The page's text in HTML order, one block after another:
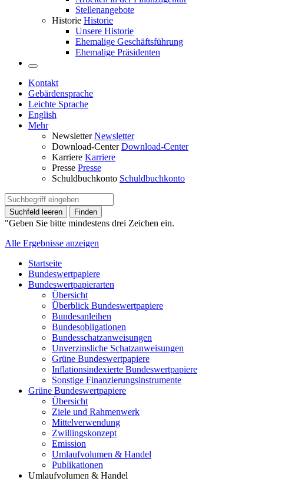
Stellenangebote
Historie Historie
Unsere Historie
Ehemalige Geschäftsführung
Ehemalige Präsidenten
Kontakt
Gebärdensprache
Leichte Sprache
English
Mehr
Newsletter Newsletter
Download-Center Download-Center
Karriere Karriere
Presse Presse
Schuldbuchkonto Schuldbuchkonto
Suchfeld leeren Finden
"Geben Sie bitte mindestens drei Zeichen ein.
Alle Ergebnisse anzeigen
Startseite
Bundeswertpapiere
Bundeswertpapierarten
Übersicht
Überblick Bundeswertpapiere
Bundesanleihen
Bundesobligationen
Bundesschatzanweisungen
Unverzinsliche Schatzanweisungen
Grüne Bundeswertpapiere
Inflationsindexierte Bundeswertpapiere
Sonstige Finanzierungsinstrumente
Grüne Bundeswertpapiere
Übersicht
Ziele und Rahmenwerk
Mittelverwendung
Zwillingskonzept
Emission
Umlaufvolumen & Handel
Publikationen
Umlaufvolumen & Handel